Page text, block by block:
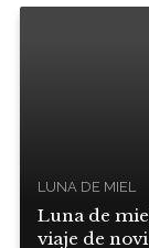
LUNA DE MIEL
Luna de
viaje de